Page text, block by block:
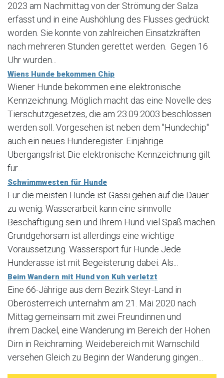
2023 am Nachmittag von der Strömung der Salza
erfasst und in eine Aushöhlung des Flusses gedrückt
worden. Sie konnte von zahlreichen Einsatzkräften
nach mehreren Stunden gerettet werden. Gegen 16
Uhr wurden...
Wiens Hunde bekommen Chip
Wiener Hunde bekommen eine elektronische
Kennzeichnung. Möglich macht das eine Novelle des
Tierschutzgesetzes, die am 23.09.2003 beschlossen
werden soll. Vorgesehen ist neben dem "Hundechip"
auch ein neues Hunderegister. Einjährige
Übergangsfrist Die elektronische Kennzeichnung gilt
für...
Schwimmwesten für Hunde
Für die meisten Hunde ist Gassi gehen auf die Dauer
zu wenig. Wasserarbeit kann eine sinnvolle
Beschäftigung sein und Ihrem Hund viel Spaß machen.
Grundgehorsam ist allerdings eine wichtige
Voraussetzung. Wassersport für Hunde Jede
Hunderasse ist mit Begeisterung dabei. Als...
Beim Wandern mit Hund von Kuh verletzt
Eine 66-Jährige aus dem Bezirk Steyr-Land in
Oberösterreich unternahm am 21. Mai 2020 nach
Mittag gemeinsam mit zwei Freundinnen und
ihrem Dackel, eine Wanderung im Bereich der Hohen
Dirn in Reichraming. Weidebereich mit Warnschild
versehen Gleich zu Beginn der Wanderung gingen...